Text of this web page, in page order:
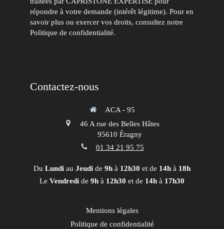
répondre à votre demande (intérêt légitime). Pour en
savoir plus ou exercer vos droits, consultez notre
Politique de confidentialité.
Contactez-nous
ACA - 95
46 A rue des Belles Hâtes
95610 Éragny
01 34 21 95 75
Du Lundi au Jeudi de 9h à 12h30 et de 14h à 18h
Le Vendredi de 9h à 12h30 et de 14h à 17h30
Mentions légales
Politique de confidentialité